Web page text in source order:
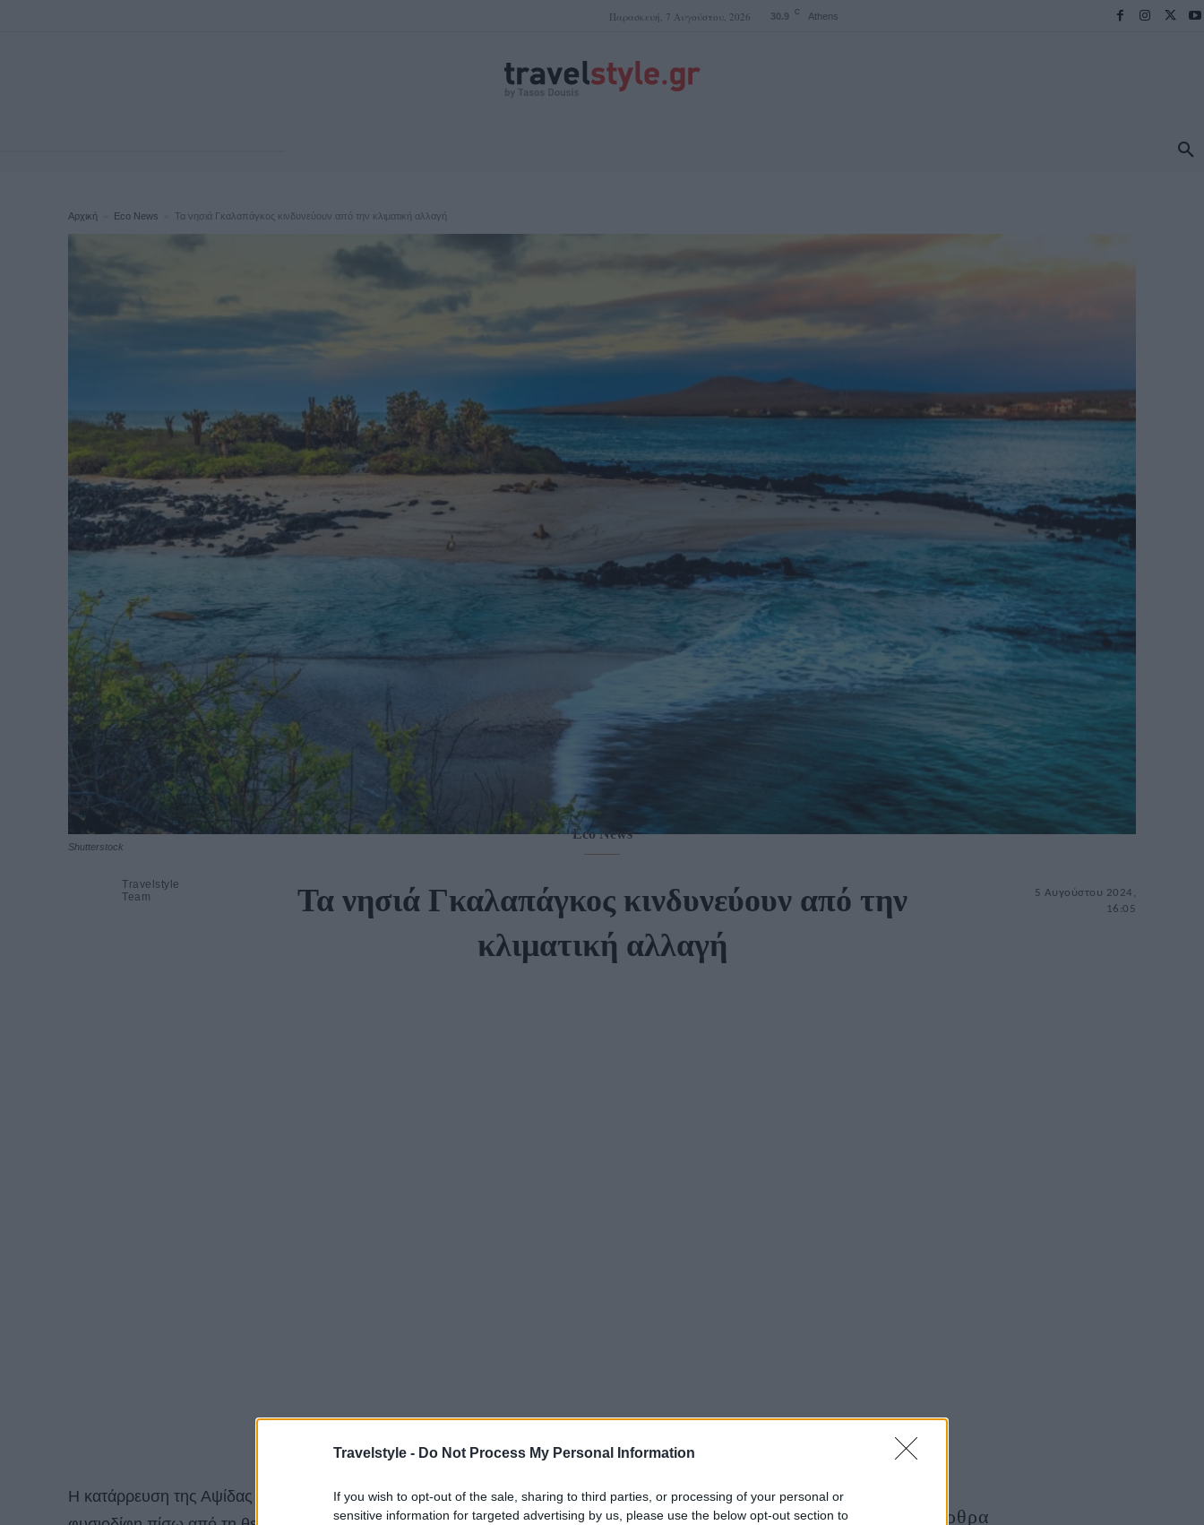
Travelstyle - Do Not Process My Personal Information
If you wish to opt-out of the sale, sharing to third parties, or processing of your personal or
sensitive information for targeted advertising by us, please use the below opt-out section to
Παρασκευή, 7 Αυγούστου, 2026 30.9 C Athens
Αρχική Eco News Τα νησιά Γκαλαπάγκος κινδυνεύουν από την κλιματική αλλαγή
Shutterstock
Travelstyle
Team
Eco News
Τα νησιά Γκαλαπάγκος κινδυνεύουν από την
κλιματική αλλαγή
5 Αυγούστου 2024,
16:05
Η κατάρρευση της Αψίδας του Δαρβίνου το 2021, που πήρε το όνομά της από τον διάσημο Βρετανό
Τελευταία Άρθρα